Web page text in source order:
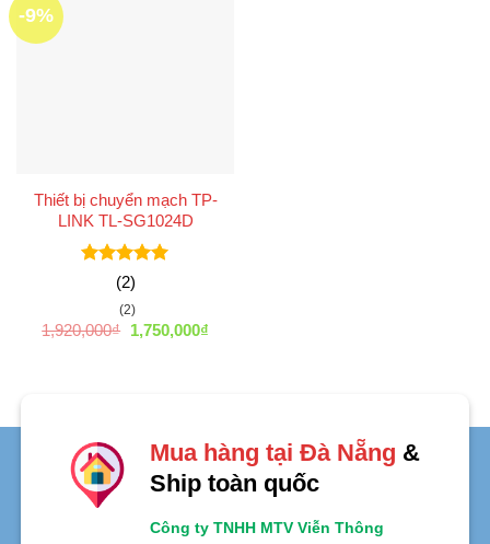
-9%
Thiết bị chuyển mạch TP-
LINK TL-SG1024D
Được xếp
hạng 55
(2)
(2)
1,920,000₫ Giá
1,750,000₫Giá
Mua hàng tại Đà Nẵng &
Ship toàn quốc
Công ty TNHH MTV Viễn Thông